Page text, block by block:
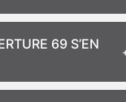
69 S’EN